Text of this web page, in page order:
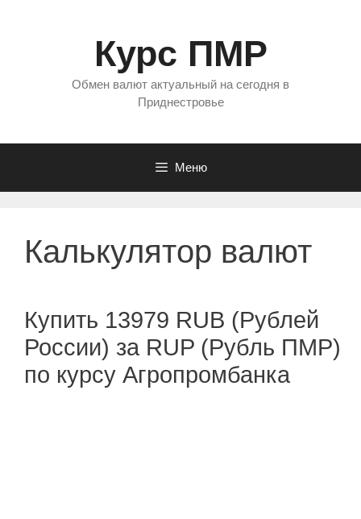
Курс ПМР
Обмен валют актуальный на сегодня в
Приднестровье
Меню
Калькулятор валют
Купить 13979 RUB (Рублей
России) за RUP (Рубль ПМР)
по курсу Агропромбанка